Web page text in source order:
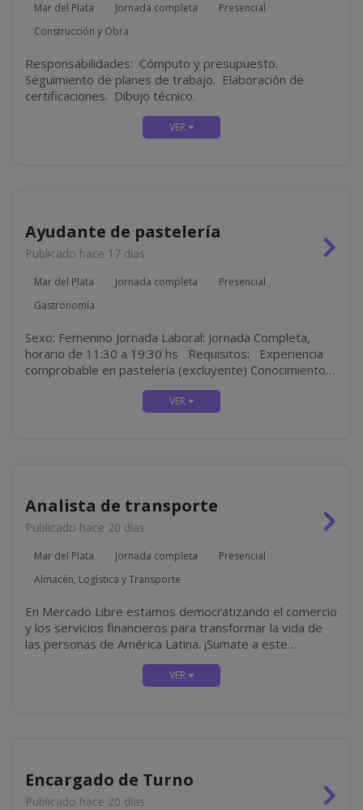
Mar del Plata Jornada completa
Presencial
Construcción y Obra
Responsabilidades: Cómputo y presupuesto.
Seguimiento de planes de trabajo. Elaboración de
certificaciones. Dibujo técnico.
Ayudante de pastelería
Publicado hace 17 días
Mar del Plata Jornada completa
Presencial
Gastronomía
Sexo: Femenino Jornada Laboral: Jornada Completa,
horario de 11:30 a 19:30 hs Requisitos: Experiencia
comprobable en pastelería (excluyente) Conocimientos
en pastelería moderna y técnicas de decoración
Analista de transporte
Publicado hace 20 días
Mar del Plata Jornada completa
Presencial
Almacén, Logística y Transporte
En Mercado Libre estamos democratizando el comercio
y los servicios financieros para transformar la vida de
las personas de América Latina. ¡Sumate a este
inventario de quienes venden en nuestra...
Encargado de Turno
Publicado hace 20 días